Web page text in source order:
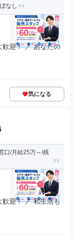
なし
迎！ ／ あなたの
気になる
口/月給25万～/残
迎！ ／ 私生活も